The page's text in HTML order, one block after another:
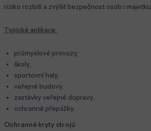
riziko rozbití a zvýšit bezpečnost osob i majetku.
Typické aplikace:
průmyslové provozy,
školy,
sportovní haly,
veřejné budovy,
zastávky veřejné dopravy,
ochranné přepážky.
Ochranné kryty strojů